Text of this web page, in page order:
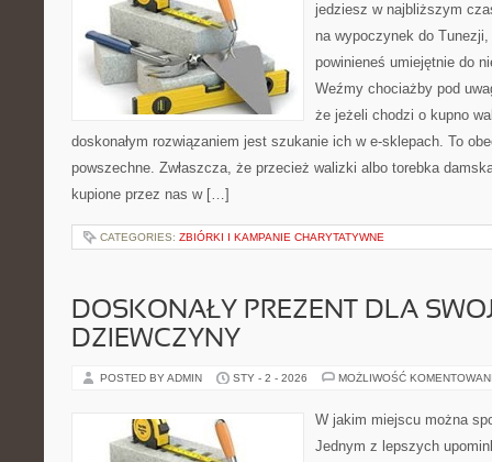
jedziesz w najbliższym
na wypoczynek do Tunezji,
powinieneś umiejętnie do
Weźmy chociażby pod
że jeżeli chodzi o kupno
doskonałym rozwiązaniem jest szukanie ich w e-sklepach. To
powszechne. Zwłaszcza, że przecież walizki albo torebka
kupione przez nas w […]
CATEGORIES: ZBIÓRKI I KAMPANIE CHARYTATYWNE
DOSKONAŁY PREZENT DLA
DZIEWCZYNY
POSTED BY ADMIN STY - 2 - 2026 MOŻLIWOŚĆ
W jakim miejscu można
Jednym z lepszych